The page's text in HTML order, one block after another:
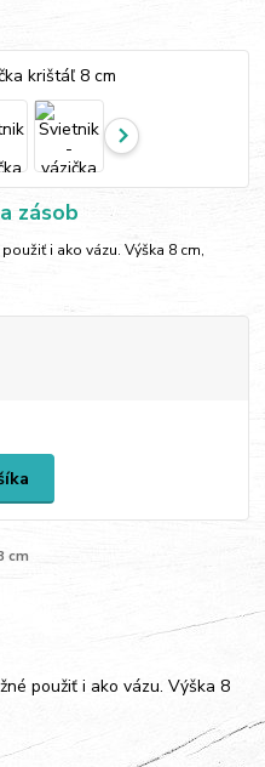
zásob
i ako vázu. Výška 8 cm,
cm
použiť i ako vázu. Výška 8